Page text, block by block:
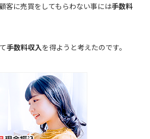
客に売買をしてもらわない事には手数料
手数料収入を得ようと考えたのです。